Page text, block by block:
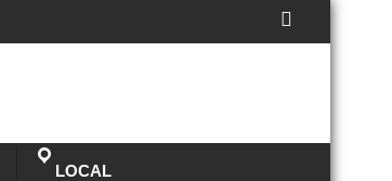
LOCAL